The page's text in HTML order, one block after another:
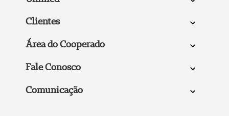
Clientes
Área do Cooperado
Fale Conosco
Comunicação